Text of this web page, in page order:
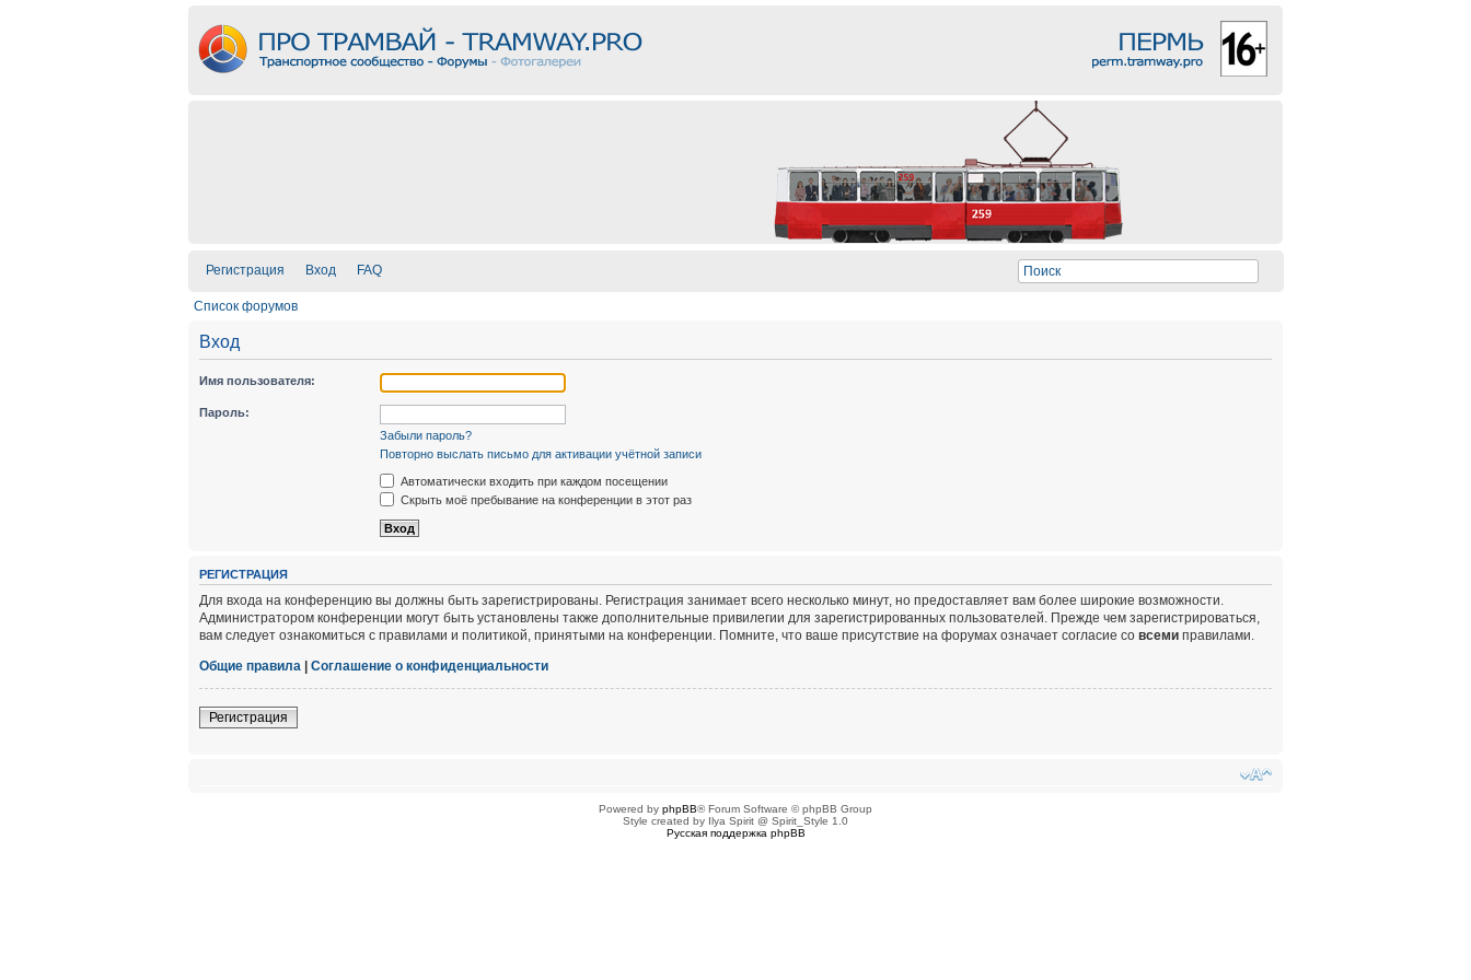
Регистрация Вход FAQ
Список форумов
Вход
Имя пользователя:
Пароль:
Забыли пароль?
Повторно выслать письмо для активации учётной записи
Автоматически входить при каждом посещении
Скрыть моё пребывание на конференции в этот раз
РЕГИСТРАЦИЯ
Для входа на конференцию вы должны быть зарегистрированы. Регистрация занимает всего несколько минут, но предоставляет вам более широкие возможности.
Администратором конференции могут быть установлены также дополнительные привилегии для зарегистрированных пользователей. Прежде чем зарегистрироваться,
вам следует ознакомиться с правилами и политикой, принятыми на конференции. Помните, что ваше присутствие на форумах означает согласие со всеми правилами.
Общие правила | Соглашение о конфиденциальности
Регистрация
Powered by phpBB® Forum Software © phpBB Group
Style created by Ilya Spirit @ Spirit_Style 1.0
Русская поддержка phpBB